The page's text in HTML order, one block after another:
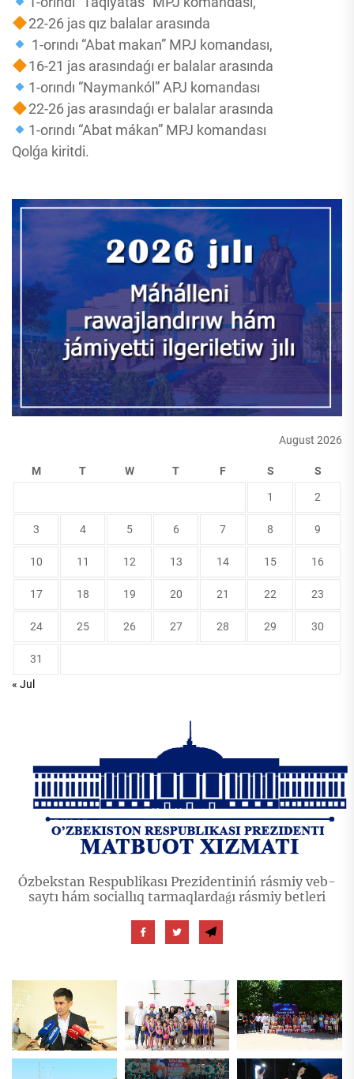
22-26 jas qız balalar arasında
1-orındı “Abat makan” MPJ komandası,
16-21 jas arasındaǵı er balalar arasında
1-orındı “Naymankól” APJ komandası
22-26 jas arasındaǵı er balalar arasında
1-orındı “Abat mákan” MPJ komandası
Qolǵa kiritdi.
August 2026
M T W T F S S
1 2
3 4 5 6 7 8 9
10 11 12 13 14 15 16
17 18 19 20 21 22 23
24 25 26 27 28 29 30
31
« Jul
Ózbekstan Respublikası Prezidentiniń rásmiy veb-
saytı hám sociallıq tarmaqlardaǵı rásmiy betleri